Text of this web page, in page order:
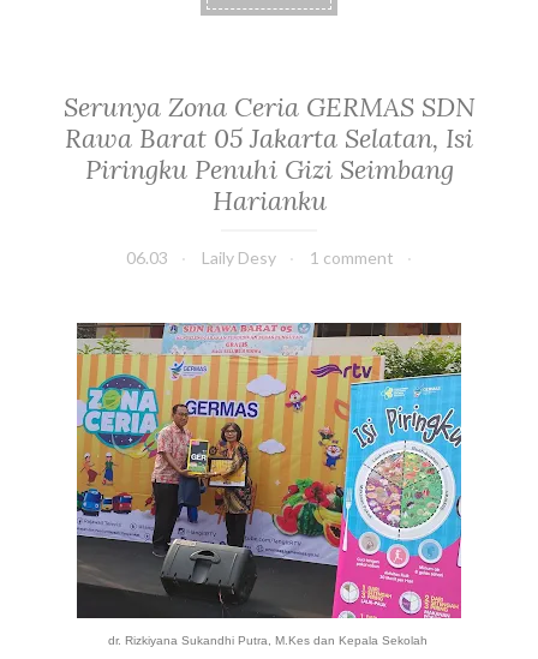
Serunya Zona Ceria GERMAS SDN
Rawa Barat 05 Jakarta Selatan, Isi
Piringku Penuhi Gizi Seimbang
Harianku
06.03 Laily Desy 1 comment
dr. Rizkiyana Sukandhi Putra, M.Kes dan Kepala Sekolah